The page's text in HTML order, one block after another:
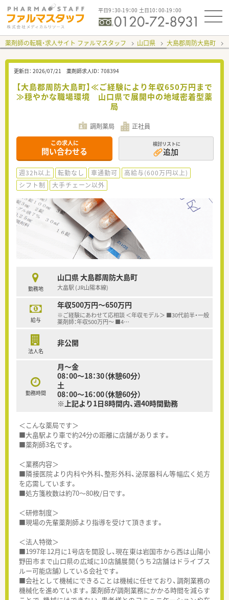
平日9：30-19：00 土日10：00-19：00
薬剤師の転職・求人サイト ファルマスタッフ 山口県 大島郡周防大島町
更新日： 2026/07/21 薬剤師求人ID： 708394
【大島郡周防大島町】≪ご経験により年収650万円まで
≫穏やかな職場環境 山口県で展開中の地域密着型薬
局
調剤薬局 正社員
この求人に
問い合わせる
検討リストに
追加
週32h以上 転勤なし 車通勤可
高給与(600万円以上)
シフト制
大手チェーン以外
勤務地
山口県 大島郡周防大島町
大畠駅 (JR山陽本線)
給与
年収500万円～650万円
※ご経験にあわせて応相談 ＜年収モデル＞ ■30代前半・一般
薬剤師：年収500万円～ ■4…
法人名
非公開
勤務時間
月～金
08：00～18：30（休憩60分）
土
08：00～16：00（休憩60分）
※上記より1日8時間内、週40時間勤務
＜こんな薬局です＞
■大畠駅より車で約24分の距離に店舗があります。
■薬剤師3名です。
＜業務内容＞
■隣接医院より内科や外科、整形外科、泌尿器科ん等幅広く処方
を応需しています。
■処方箋枚数は約70～80枚/日です。
＜研修制度＞
■現場の先輩薬剤師より指導を受けて頂きます。
＜法人特徴＞
■1997年12月に1号店を開設し、現在東は岩国市から西は山陽小
野田市まで山口県の広域に10店舗展開（うち2店舗はドライブス
ルー可能店舗）している会社です。
■会社として機械にできることは機械に任せており、調剤業務の
機械化を進めています。薬剤師が調剤業務にかかる時間を減らす